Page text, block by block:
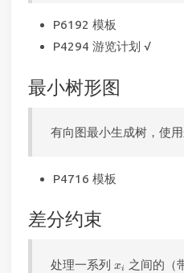
P6192 模板
P4294 游览计划 √
最小树形图
有向图最小生成树，使
P4716 模板
差分约束
处理一系列xi
xi 之间的（